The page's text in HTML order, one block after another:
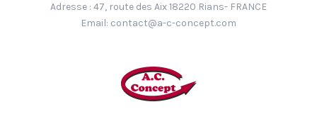
Adresse : 47, route des Aix 18220 Rians- FRANCE
Email: contact@a-c-concept.com